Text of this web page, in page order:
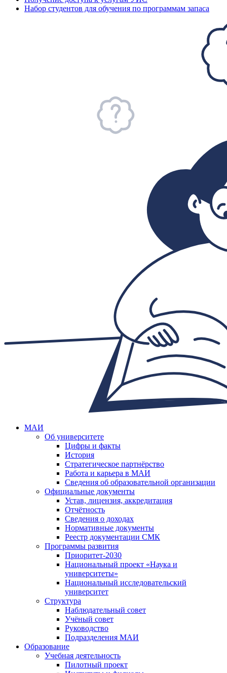
Набор студентов для обучения по программам запаса
МАИ
Об университете
Цифры и факты
История
Стратегическое партнёрство
Работа и карьера в МАИ
Сведения об образовательной организации
Официальные документы
Устав, лицензия, аккредитация
Отчётность
Сведения о доходах
Нормативные документы
Реестр документации СМК
Программы развития
Приоритет-2030
Национальный проект «Наука и
университеты»
Национальный исследовательский
университет
Структура
Наблюдательный совет
Учёный совет
Руководство
Подразделения МАИ
Образование
Учебная деятельность
Пилотный проект